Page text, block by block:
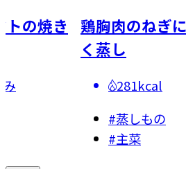
焼き 鶏胸肉のねぎにんに
く蒸し
281kcal
蒸しもの
主菜